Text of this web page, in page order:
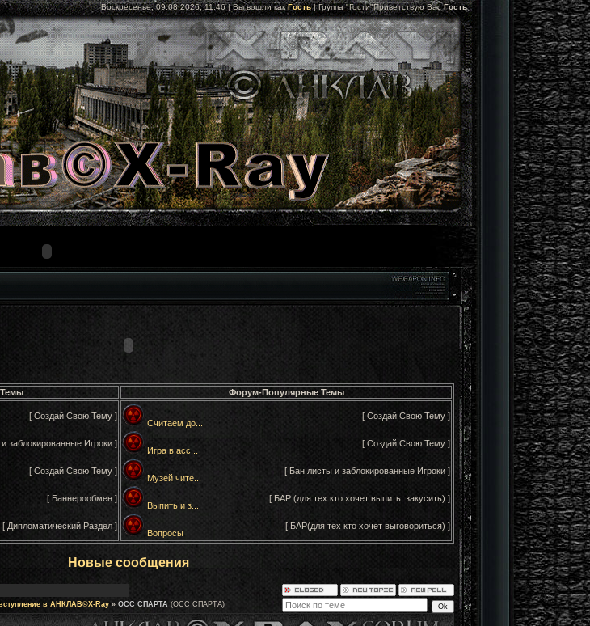
Воскресенье, 09.08.2026, 11:46 |Вы вошли как Гость|Группа"Гости"Приветствую Вас Гость
Форум-Популярные Темы
[ Создай Свою Тему ]
заблокированные Игроки ]
[ Создай Свою Тему ]
[ Баннерообмен ]
[ Дипломатический Раздел ]
Считаем до...
[ Создай Свою Тему ]
Игра в асс...
[ Создай Свою Тему ]
Музей чите...
[ Бан листы и заблокированные Игроки ]
Выпить и з...
[ БАР (для тех кто хочет выпить, закусить) ]
Вопросы
[ БАР(для тех кто хочет выговориться) ]
Новые сообщения
в АНКЛАВ©X-Ray » ОСС СПАРТА (ОСС СПАРТА)